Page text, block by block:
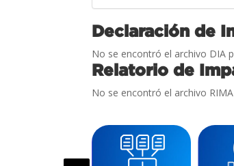
Declaración de
No se encontró el archivo DIA
Relatorio de
No se encontró el archivo